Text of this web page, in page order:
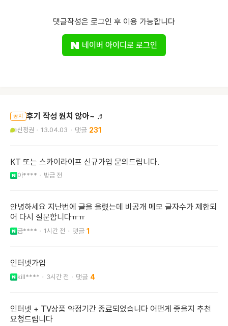
댓글작성은 로그인 후 이용 가능합니다
네이버 아이디로 로그인
공지 후기 작성 원치 않아~ ♬
신정권 13.04.03 231
KT 또는 스카이라이프 신규가입 문의드립니다.
아**** 방금 전
안녕하세요 지난번에 글을 올렸는데 비공개 메모 글자수가 제한되
어 다시 질문합니다ㅠㅠ
금**** 1시간 전 1
인터넷가입
kill**** 3시간 전 4
인터넷 + TV상품 약정기간 종료되었습니다 어떤게 좋을지 추천
요청드립니다